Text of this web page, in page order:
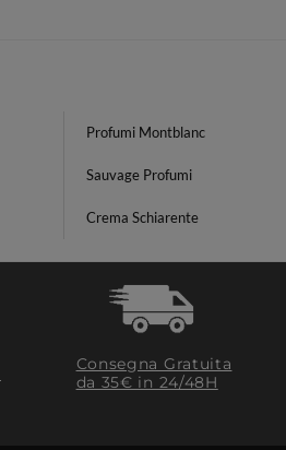
Profumi Montblanc
Sauvage Profumi
Crema Schiarente
Consegna Gratuita
da 35€​ in 24/48H